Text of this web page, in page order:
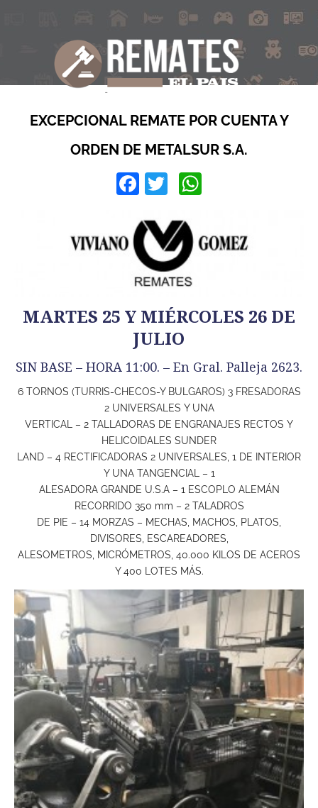
EXCEPCIONAL REMATE POR CUENTA Y
ORDEN DE METALSUR S.A.
Facebook
Twitter
MARTES 25 Y MIÉRCOLES 26 DE
JULIO
SIN BASE – HORA 11:00. – En Gral. Palleja 2623.
6 TORNOS (TURRIS-CHECOS-Y BULGAROS) 3 FRESADORAS
2 UNIVERSALES Y UNA
VERTICAL – 2 TALLADORAS DE ENGRANAJES RECTOS Y
HELICOIDALES SUNDER
LAND – 4 RECTIFICADORAS 2 UNIVERSALES, 1 DE INTERIOR
Y UNA TANGENCIAL – 1
ALESADORA GRANDE U.S.A – 1 ESCOPLO ALEMÁN
RECORRIDO 350 mm – 2 TALADROS
DE PIE – 14 MORZAS – MECHAS, MACHOS, PLATOS,
DIVISORES, ESCAREADORES,
ALESOMETROS, MICRÓMETROS, 40.000 KILOS DE ACEROS
Y 400 LOTES MÁS.